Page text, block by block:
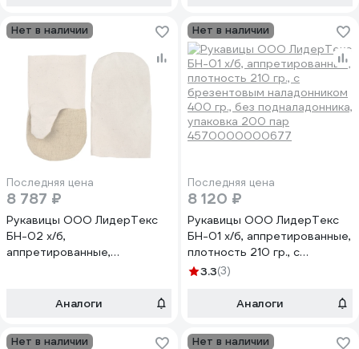
Нет в наличии
Последняя цена
8 787 ₽
Рукавицы ООО ЛидерТекс
БН-02 х/б,
аппретированные,
400 гр. + подналадонник
4570000000615
Аналоги
Нет в наличии
Последняя цена
8 120 ₽
Рукавицы ООО ЛидерТекс
БН-01 х/б, аппретированные,
плотность 210 гр., с
брезентовым наладонником
упаковка 200 пар
3.3(3)
Аналоги
Нет в наличии Нет в наличии